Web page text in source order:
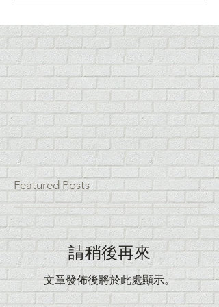
Featured Posts
請稍後再來
文章發佈後將於此處顯示。